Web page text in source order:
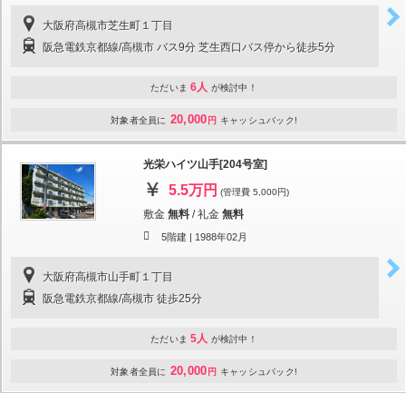
大阪府高槻市芝生町１丁目
阪急電鉄京都線/高槻市 バス9分 芝生西口バス停から徒歩5分
ただいま 6人 が検討中！
対象者全員に 20,000 円 キャッシュバック!
光栄ハイツ山手[204号室]
5.5万円 (管理費 5,000円)
敷金 無料 /礼金 無料
5階建 | 1988年02月
大阪府高槻市山手町１丁目
阪急電鉄京都線/高槻市 徒歩25分
ただいま 5人 が検討中！
対象者全員に 20,000 円 キャッシュバック!